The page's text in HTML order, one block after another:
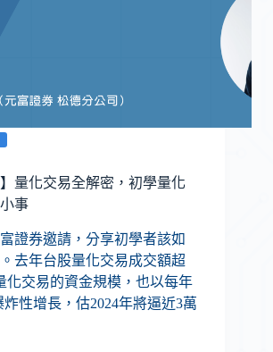
】量化交易全解密，初學量化
事
證券邀請，分享初學者該如
去年台股量化交易成交額超
化交易的資金規模，也以每年
炸性增長，估2024年將逼近3萬